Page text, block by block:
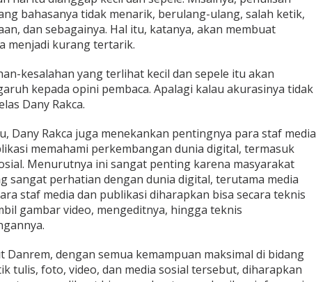
bahasanya tidak menarik, berulang-ulang, salah ketik,
dan sebagainya. Hal itu, katanya, akan membuat
menjadi kurang tertarik.
kesalahan yang terlihat kecil dan sepele itu akan
kepada opini pembaca. Apalagi kalau akurasinya tidak
Dany Rakca.
Dany Rakca juga menekankan pentingnya para staf media
memahami perkembangan dunia digital, termasuk
Menurutnya ini sangat penting karena masyarakat
sangat perhatian dengan dunia digital, terutama media
staf media dan publikasi diharapkan bisa secara teknis
gambar video, mengeditnya, hingga teknis
Danrem, dengan semua kemampuan maksimal di bidang
tulis, foto, video, dan media sosial tersebut, diharapkan